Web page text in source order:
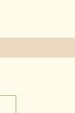
雪のような
クォーツが